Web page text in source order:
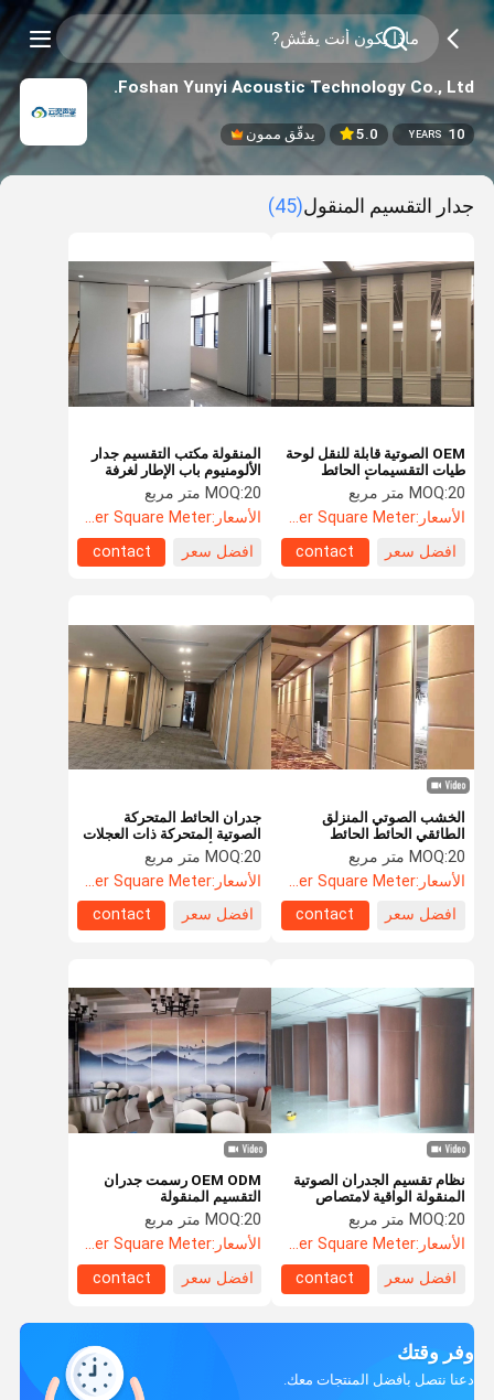
Foshan Yunyi Acoustic Technology Co., Ltd.
10
YEARS
5.0 يدقّق ممون
جدار التقسيم المنقول(45)
المنقولة مكتب التقسيم جدار
الألومنيوم باب الإطار لغرفة
الاجتماعات
MOQ:20 متر مربع
الأسعار:US$88.5 Per Square Meter
افضل سعر
contact
OEM الصوتية قابلة للنقل لوحة
طيات التقسيمات الحائط
المكتب قاعة المأدبة
MOQ:20 متر مربع
الأسعار:US$135.8 Per Square Meter
افضل سعر
contact
جدران الحائط المتحركة
الصوتية المتحركة ذات العجلات
الواحدة أو المزدوجة
MOQ:20 متر مربع
الأسعار:US$88.5 Per Square Meter
افضل سعر
contact
الخشب الصوتي المنزلق
الطائقي الحائط الحائط
المتحرك الصوتي
MOQ:20 متر مربع
الأسعار:US$88.5 Per Square Meter
افضل سعر
contact
OEM ODM رسمت جدران
التقسيم المنقولة
MOQ:20 متر مربع
الأسعار:US$110 Per Square Meter
افضل سعر
contact
نظام تقسيم الجدران الصوتية
المنقولة الواقية لامتصاص
الصوت
MOQ:20 متر مربع
الأسعار:US$108.5 Per Square Meter
افضل سعر
contact
وفر وقتك
دعنا نتصل بأفضل المنتجات معك.